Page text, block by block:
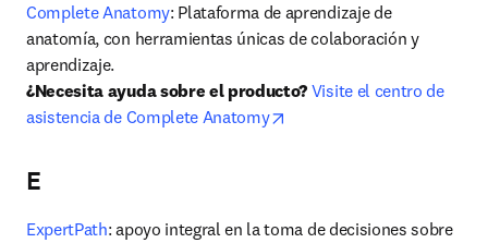
Complete Anatomy: Plataforma de aprendizaje de
anatomía, con herramientas únicas de colaboración y
¿Necesita ayuda sobre el producto? Visite el centro de
asistencia de Complete Anatomy
E
ExpertPath: apoyo integral en la toma de decisiones sobre